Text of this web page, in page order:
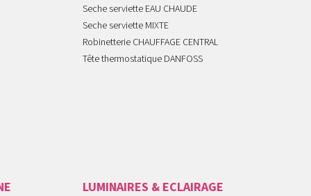
Seche serviette EAU CHAUDE
Seche serviette MIXTE
Robinetterie CHAUFFAGE CENTRAL
Tête thermostatique DANFOSS
LUMINAIRES & ECLAIRAGE